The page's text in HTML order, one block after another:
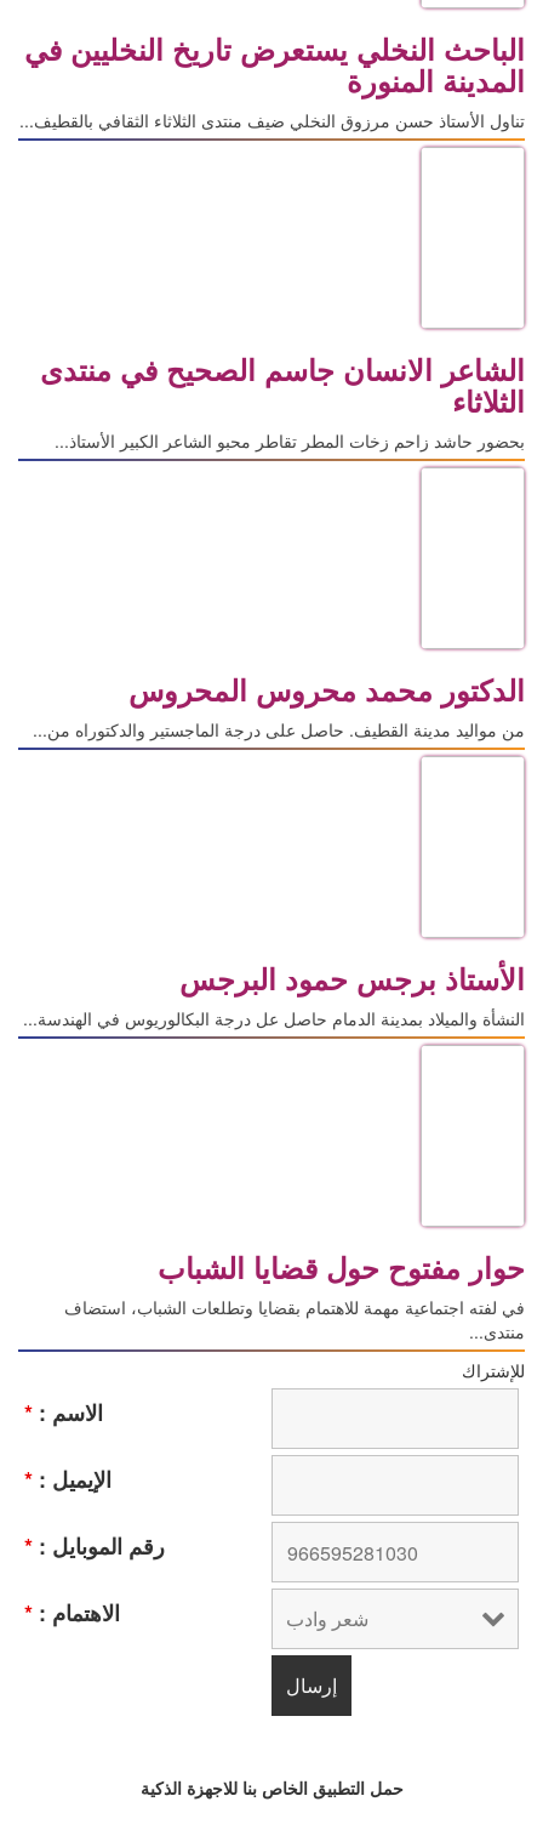
الباحث النخلي يستعرض تاريخ النخليين في
المدينة المنورة
تناول الأستاذ حسن مرزوق النخلي ضيف منتدى الثلاثاء الثقافي بالقطيف...
الشاعر الانسان جاسم الصحيح في منتدى
الثلاثاء
بحضور حاشد زاحم زخات المطر تقاطر محبو الشاعر الكبير الأستاذ...
الدكتور محمد محروس المحروس
من مواليد مدينة القطيف. حاصل على درجة الماجستير والدكتوراه من...
الأستاذ برجس حمود البرجس
النشأة والميلاد بمدينة الدمام حاصل عل درجة البكالوريوس في الهندسة...
حوار مفتوح حول قضايا الشباب
في لفته اجتماعية مهمة للاهتمام بقضايا وتطلعات الشباب، استضاف
منتدى...
للإشتراك
الاسم : *
الإيميل : *
رقم الموبايل : *
الاهتمام : *
حمل التطبيق الخاص بنا للاجهزة الذكية